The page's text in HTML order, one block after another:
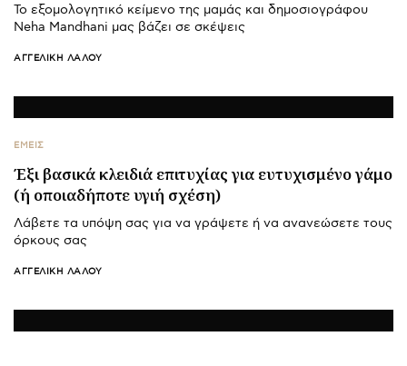
Το εξομολογητικό κείμενο της μαμάς και δημοσιογράφου
Neha Mandhani μας βάζει σε σκέψεις
ΑΓΓΕΛΙΚΉ ΛΆΛΟΥ
ΕΜΕΙΣ
Έξι βασικά κλειδιά επιτυχίας για ευτυχισμένο γάμο
(ή οποιαδήποτε υγιή σχέση)
Λάβετε τα υπόψη σας για να γράψετε ή να ανανεώσετε τους
όρκους σας
ΑΓΓΕΛΙΚΉ ΛΆΛΟΥ